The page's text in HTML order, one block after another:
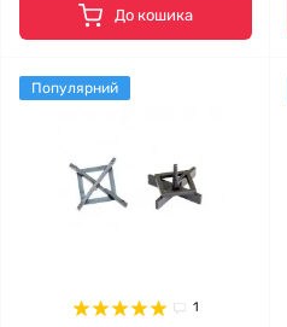
До кошика
Популярний
1